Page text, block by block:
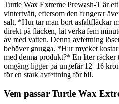
Turtle Wax Extreme Prewash-T är
vintertvätt, eftersom den fungerar
salt. *Hur tar man bort asfaltfläckar
direkt på fläcken, låt verka fem
av med vatten. Denna avfettning
behöver gnugga. *Hur mycket
med denna produkt?* En liter räcker
omgång ligger på ungefär 12–16
för en stark avfettning för bil.
Vem passar Turtle Wax